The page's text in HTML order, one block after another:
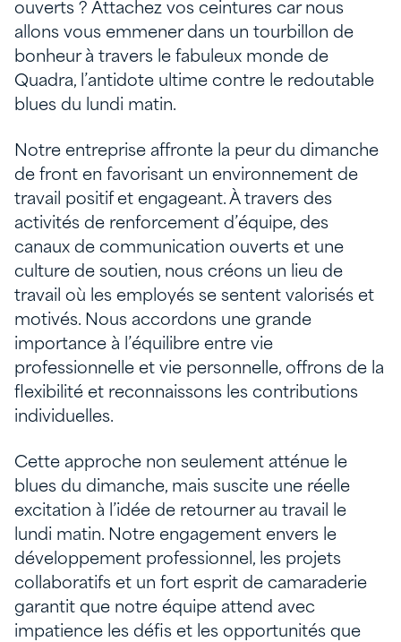
ouverts ? Attachez vos ceintures car nous
allons vous emmener dans un tourbillon de
bonheur à travers le fabuleux monde de
Quadra, l’antidote ultime contre le redoutable
blues du lundi matin.
Notre entreprise affronte la peur du dimanche
de front en favorisant un environnement de
travail positif et engageant. À travers des
activités de renforcement d’équipe, des
canaux de communication ouverts et une
culture de soutien, nous créons un lieu de
travail où les employés se sentent valorisés et
motivés. Nous accordons une grande
importance à l’équilibre entre vie
professionnelle et vie personnelle, offrons de la
flexibilité et reconnaissons les contributions
individuelles.
Cette approche non seulement atténue le
blues du dimanche, mais suscite une réelle
excitation à l’idée de retourner au travail le
lundi matin. Notre engagement envers le
développement professionnel, les projets
collaboratifs et un fort esprit de camaraderie
garantit que notre équipe attend avec
impatience les défis et les opportunités que